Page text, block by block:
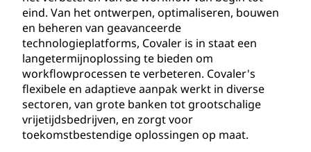
eind. Van het ontwerpen, optimaliseren, bouwen
en beheren van geavanceerde
technologieplatforms, Covaler is in staat een
langetermijnoplossing te bieden om
workflowprocessen te verbeteren. Covaler's
flexibele en adaptieve aanpak werkt in diverse
sectoren, van grote banken tot grootschalige
vrijetijdsbedrijven, en zorgt voor
toekomstbestendige oplossingen op maat.